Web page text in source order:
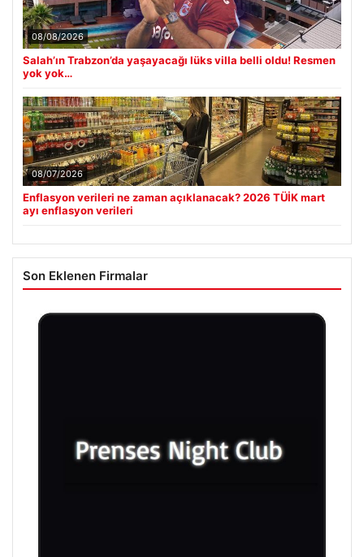
08/08/2026
Salah’ın Trabzon’da yaşayacağı lüks villa belli oldu! Resmen
yok yok…
08/07/2026
Enflasyon verileri ne zaman açıklanacak? 2026 TÜİK mart
ayı enflasyon verileri
Son Eklenen Firmalar